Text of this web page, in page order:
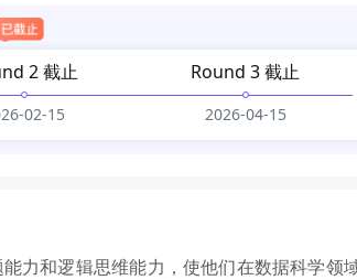
2 截止
02-15
Round 3 截止
2026-04-15
力和逻辑思维能力，使他们在数据科学领